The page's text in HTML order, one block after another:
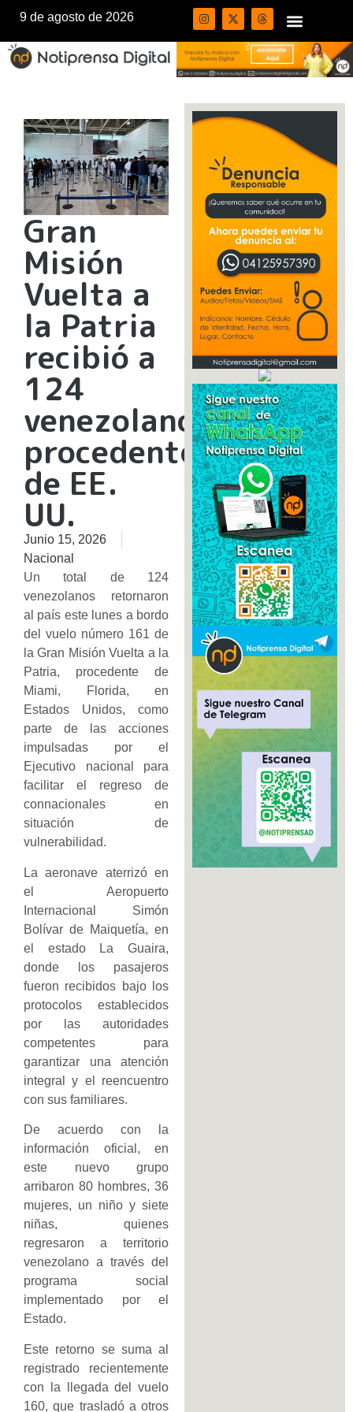
9 de agosto de 2026
Gran
Misión
Vuelta a
la Patria
recibió a
124
venezolanos
procedentes
de EE.
UU.
Junio 15, 2026
Nacional
Un total de 124
venezolanos retornaron
al país este lunes a bordo
del vuelo número 161 de
la Gran Misión Vuelta a la
Patria, procedente de
Miami, Florida, en
Estados Unidos, como
parte de las acciones
impulsadas por el
Ejecutivo nacional para
facilitar el regreso de
connacionales en
situación de
vulnerabilidad.
La aeronave aterrizó en
el Aeropuerto
Internacional Simón
Bolívar de Maiquetía, en
el estado La Guaira,
donde los pasajeros
fueron recibidos bajo los
protocolos establecidos
por las autoridades
competentes para
garantizar una atención
integral y el reencuentro
con sus familiares.
De acuerdo con la
información oficial, en
este nuevo grupo
arribaron 80 hombres, 36
mujeres, un niño y siete
niñas, quienes
regresaron a territorio
venezolano a través del
programa social
implementado por el
Estado.
Este retorno se suma al
registrado recientemente
con la llegada del vuelo
160, que trasladó a otros